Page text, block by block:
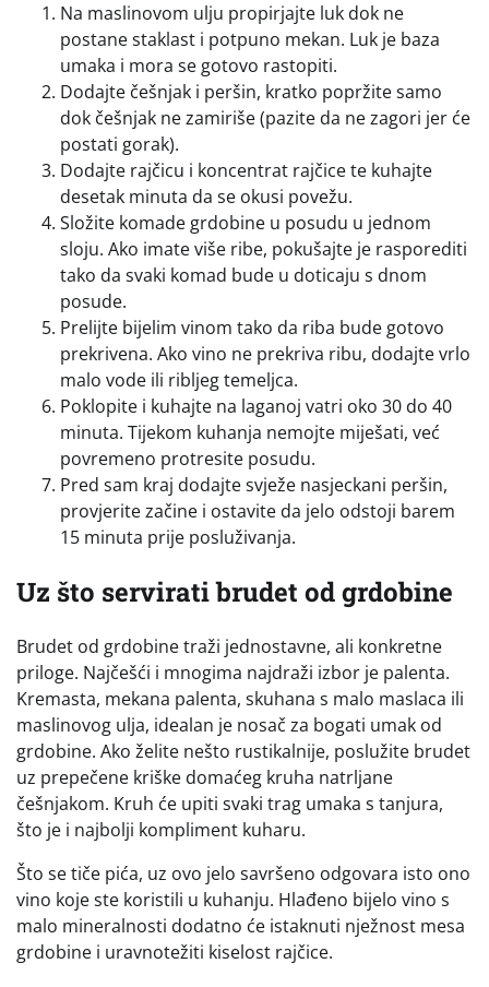
Na maslinovom ulju propirjajte luk dok ne
postane staklast i potpuno mekan. Luk je baza
umaka i mora se gotovo rastopiti.
Dodajte češnjak i peršin, kratko popržite samo
dok češnjak ne zamiriše (pazite da ne zagori jer će
postati gorak).
Dodajte rajčicu i koncentrat rajčice te kuhajte
desetak minuta da se okusi povežu.
Složite komade grdobine u posudu u jednom
sloju. Ako imate više ribe, pokušajte je rasporediti
tako da svaki komad bude u doticaju s dnom
posude.
Prelijte bijelim vinom tako da riba bude gotovo
prekrivena. Ako vino ne prekriva ribu, dodajte vrlo
malo vode ili ribljeg temeljca.
Poklopite i kuhajte na laganoj vatri oko 30 do 40
minuta. Tijekom kuhanja nemojte miješati, već
povremeno protresite posudu.
Pred sam kraj dodajte svježe nasjeckani peršin,
provjerite začine i ostavite da jelo odstoji barem
15 minuta prije posluživanja.
Uz što servirati brudet od grdobine
Brudet od grdobine traži jednostavne, ali konkretne
priloge. Najčešći i mnogima najdraži izbor je palenta.
Kremasta, mekana palenta, skuhana s malo maslaca ili
maslinovog ulja, idealan je nosač za bogati umak od
grdobine. Ako želite nešto rustikalnije, poslužite brudet
uz prepečene kriške domaćeg kruha natrljane
češnjakom. Kruh će upiti svaki trag umaka s tanjura,
što je i najbolji kompliment kuharu.
Što se tiče pića, uz ovo jelo savršeno odgovara isto ono
vino koje ste koristili u kuhanju. Hlađeno bijelo vino s
malo mineralnosti dodatno će istaknuti nježnost mesa
grdobine i uravnotežiti kiselost rajčice.